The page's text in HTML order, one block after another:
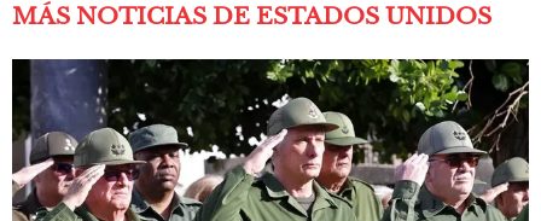
MÁS NOTICIAS DE ESTADOS UNIDOS